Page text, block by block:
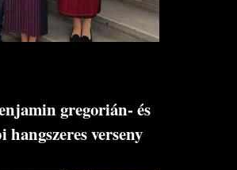
gregorián- és
verseny